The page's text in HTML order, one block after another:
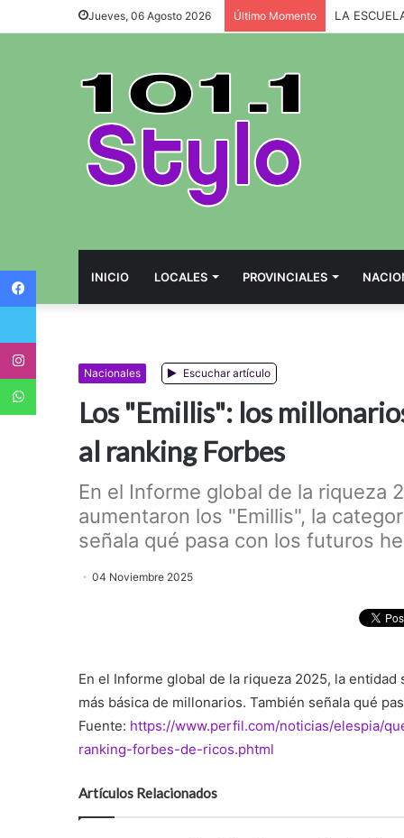
Jueves, 06 Agosto 2026 Último Momento
INICIO LOCALES PROVINCIALES
Nacionales Escuchar artículo
Los "Emillis": los
al ranking Forbes
En el Informe global de la riqueza
aumentaron los "Emillis", la
señala qué pasa con los futuros
04 Noviembre 2025
En el Informe global de la riqueza 2025, la
más básica de millonarios. También señala qué
Fuente: https://www.perfil.com/noticias/elespia/
ranking-forbes-de-ricos.phtml
Artículos Relacionados
Twitter
WhatsApp